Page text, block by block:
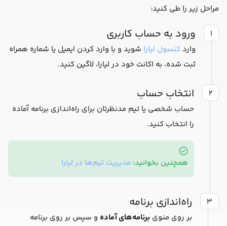
مراحل زیر را طی کنید:
۱ ورود به حساب کاربری
وارد کنسول لیارا شوید و با وارد کردن ایمیل یا شماره همراه
ثبت شده، به اکانت خود در لیارا، لاگین کنید.
۲ انتخاب حساب
حساب شخصی یا تیم مدنظرتان برای راه‌اندازی برنامه آماده
را انتخاب کنید.
همچنین بخوانید: مدیریت تیم‌ها در لیارا
۳ راه‌اندازی برنامه
بر روی منوی برنامه‌های آماده و سپس بر روی برنامه